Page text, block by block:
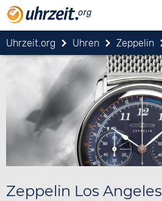
Uhrzeit.org Uhren Zeppelin
Zeppelin Los Angeles